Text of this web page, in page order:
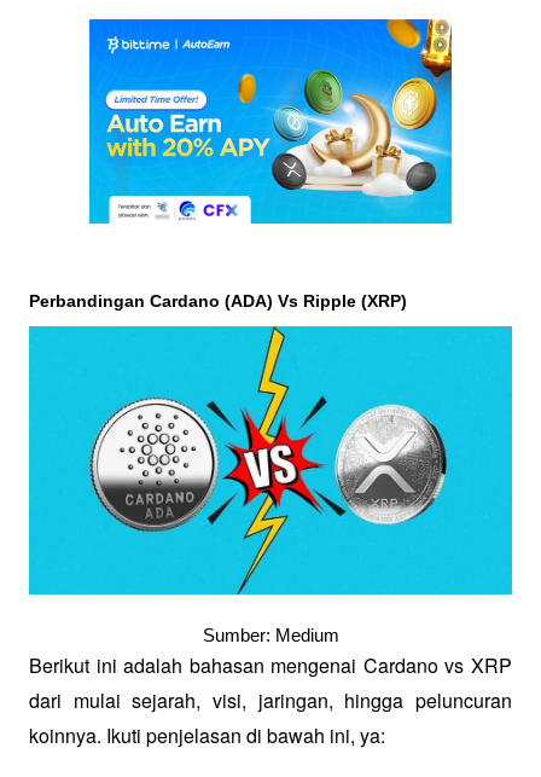
Perbandingan Cardano (ADA) Vs Ripple (XRP)
Sumber: Medium
Berikut ini adalah bahasan mengenai Cardano vs XRP
dari mulai sejarah, visi, jaringan, hingga peluncuran
koinnya. Ikuti penjelasan di bawah ini, ya: